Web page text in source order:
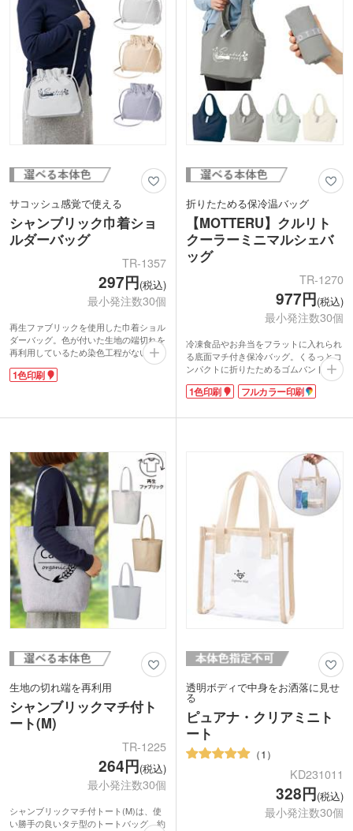
【OBPとは？】
オーシャンバウンドプラスチックの略称
で、海岸から約50km以内の内陸部に廃
棄されているプラスチックのこと。
放置していると海に流出して海洋汚染の
原因になりうるプラスチックごみを再利
用することで環境汚染を軽減できること
で注目されています。
サコッシュ感覚で使える
シャンブリック巾着ショ
ルダーバッグ
TR-1357
297円(税込)
最小発注数30個
再生ファブリックを使用した巾着ショル
ダーバッグ。色が付いた生地の端切れを
再利用しているため染色工程がないエコ
商品です。B6ノートが入るくらいのサ
イズで、スマホや財布など必要最低限の
ショルダー紐とは別に間口の巾着紐が付
1色印刷
折りたためる保冷温バッグ
【MOTTERU】クルリト
クーラーミニマルシェバ
ッグ
TR-1270
977円(税込)
最小発注数30個
冷凍食品やお弁当をフラットに入れられ
る底面マチ付き保冷バッグ。くるっとコ
ンパクトに折りたためるゴムバンド付
き。内側のアルミ蒸着部分は取り外し可
能で、お手入れ簡単！肩掛けも手持ちも
安心です。ファスナー付きで荷物をしっ
ズ。名入れ印刷でオリジナルバッグを製
1色印刷 フルカラー印刷
生地の切れ端を再利用
シャンブリックマチ付ト
ート(M)
TR-1225
264円(税込)
最小発注数30個
シャンブリックマチ付トート(M)は、使
い勝手の良いタテ型のトートバッグ。約
透明ボディで中身をお洒落に見せ
る
ピュアナ・クリアミニト
ート
1
KD231011
328円(税込)
最小発注数30個